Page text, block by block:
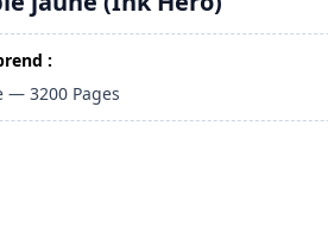
:
—3200 Pages